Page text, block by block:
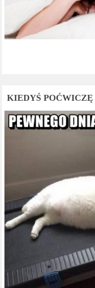
KIEDYŚ POĆWICZĘ